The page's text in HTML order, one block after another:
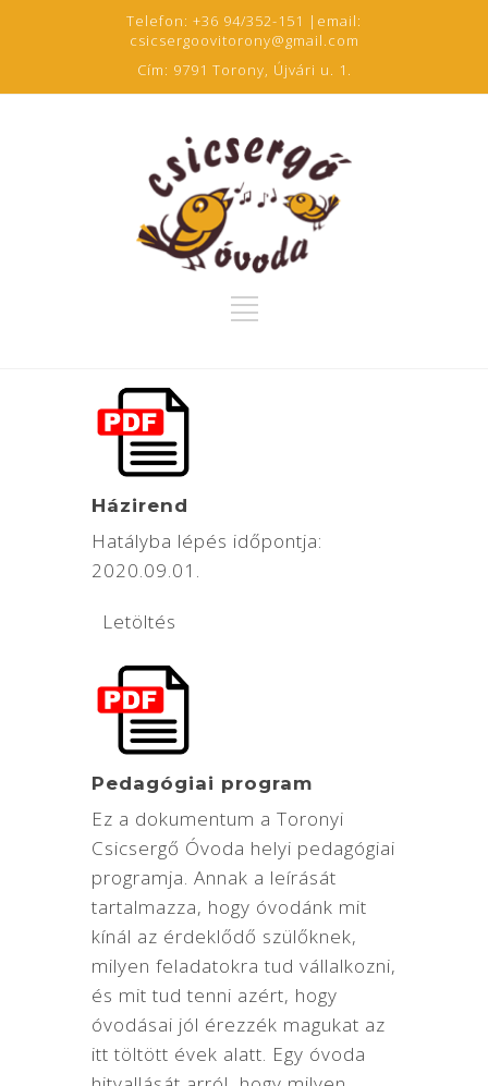
Telefon: +36 94/352-151 |email:
csicsergoovitorony@gmail.com
Cím: 9791 Torony, Újvári u. 1.
Házirend
Hatályba lépés időpontja:
2020.09.01.
Letöltés
Pedagógiai program
Ez a dokumentum a Toronyi
Csicsergő Óvoda helyi pedagógiai
programja. Annak a leírását
tartalmazza, hogy óvodánk mit
kínál az érdeklődő szülőknek,
milyen feladatokra tud vállalkozni,
és mit tud tenni azért, hogy
óvodásai jól érezzék magukat az
itt töltött évek alatt. Egy óvoda